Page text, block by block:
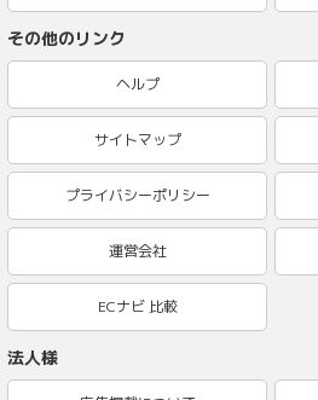
その他のリンク
ヘルプ
サイトマップ
プライバシーポリシー
運営会社
ECナビ 比較
法人様